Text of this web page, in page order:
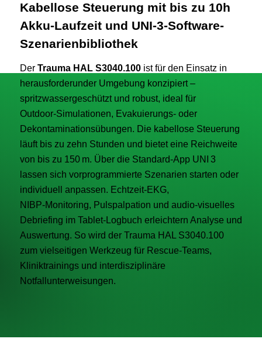
Kabellose Steuerung mit bis zu 10h
Akku-Laufzeit und UNI-3-Software-
Szenarienbibliothek
Der Trauma HAL S3040.100 ist für den Einsatz in
herausforderunder Umgebung konzipiert –
spritzwassergeschützt und robust, ideal für
Outdoor‑Simulationen, Evakuierungs- oder
Dekontaminationsübungen. Die kabellose Steuerung
läuft bis zu zehn Stunden und bietet eine Reichweite
von bis zu 150 m. Über die Standard‑App UNI 3
lassen sich vorprogrammierte Szenarien starten oder
individuell anpassen. Echtzeit‑EKG,
NIBP‑Monitoring, Pulspalpation und audio-visuelles
Debriefing im Tablet‑Logbuch erleichtern Analyse und
Auswertung. So wird der Trauma HAL S3040.100
zum vielseitigen Werkzeug für Rescue‑Teams,
Kliniktrainings und interdisziplinäre
Notfallunterweisungen.